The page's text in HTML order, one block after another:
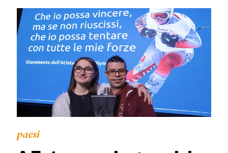
paesi